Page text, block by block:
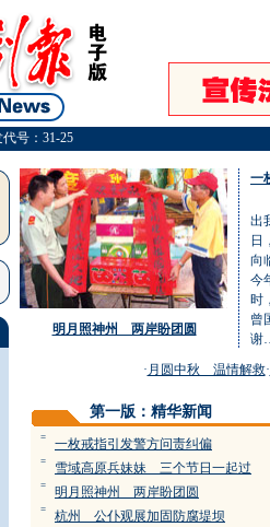
号：31-25
明月照神州 两岸盼团圆
一
“
出
日
向
今
时
曾
月圆中秋 温情解救·
第一版：精华新闻
= 一枚戒指引发警方问责纠偏
= 雪域高原兵妹妹 三个节日一起过
= 明月照神州 两岸盼团圆
= 杭州 公仆观展加固防腐堤坝